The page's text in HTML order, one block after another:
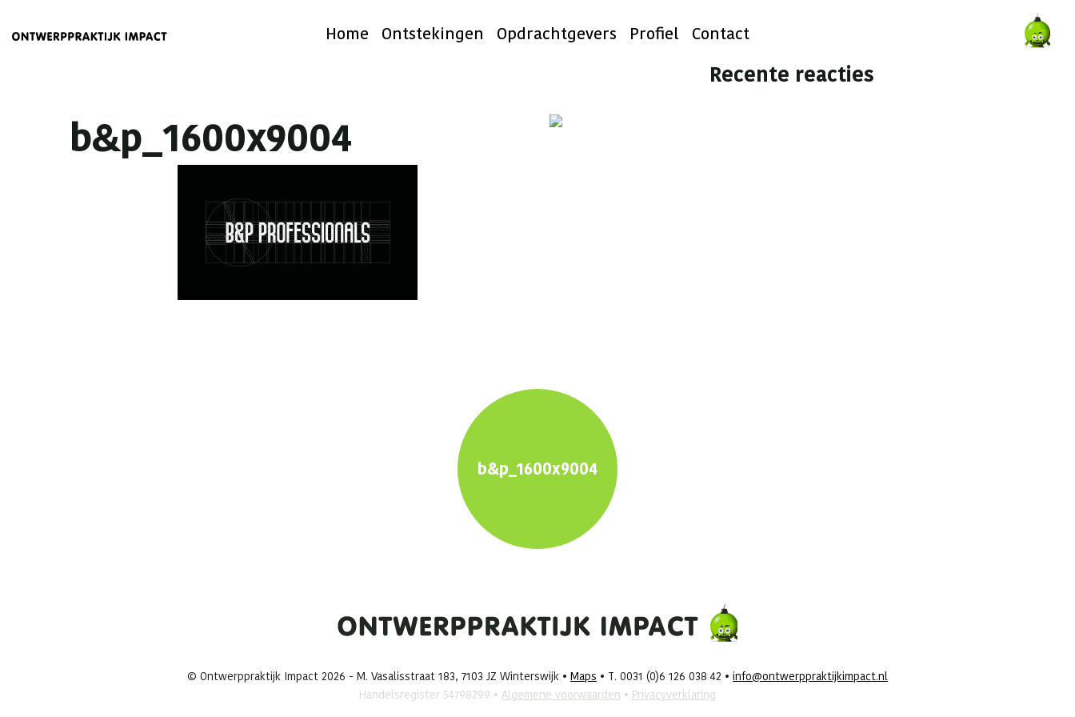
Home Ontstekingen Opdrachtgevers Profiel Contact
b&p_1600x9004
Recente reacties
b&p_1600x9004
© Ontwerppraktijk Impact 2026 - M. Vasalisstraat 183, 7103 JZ Winterswijk • Maps • T. 0031 (0)6 126 038 42 • info@ontwerppraktijkimpact.nl
Handelsregister 54798299 • Algemene voorwaarden • Privacyverklaring